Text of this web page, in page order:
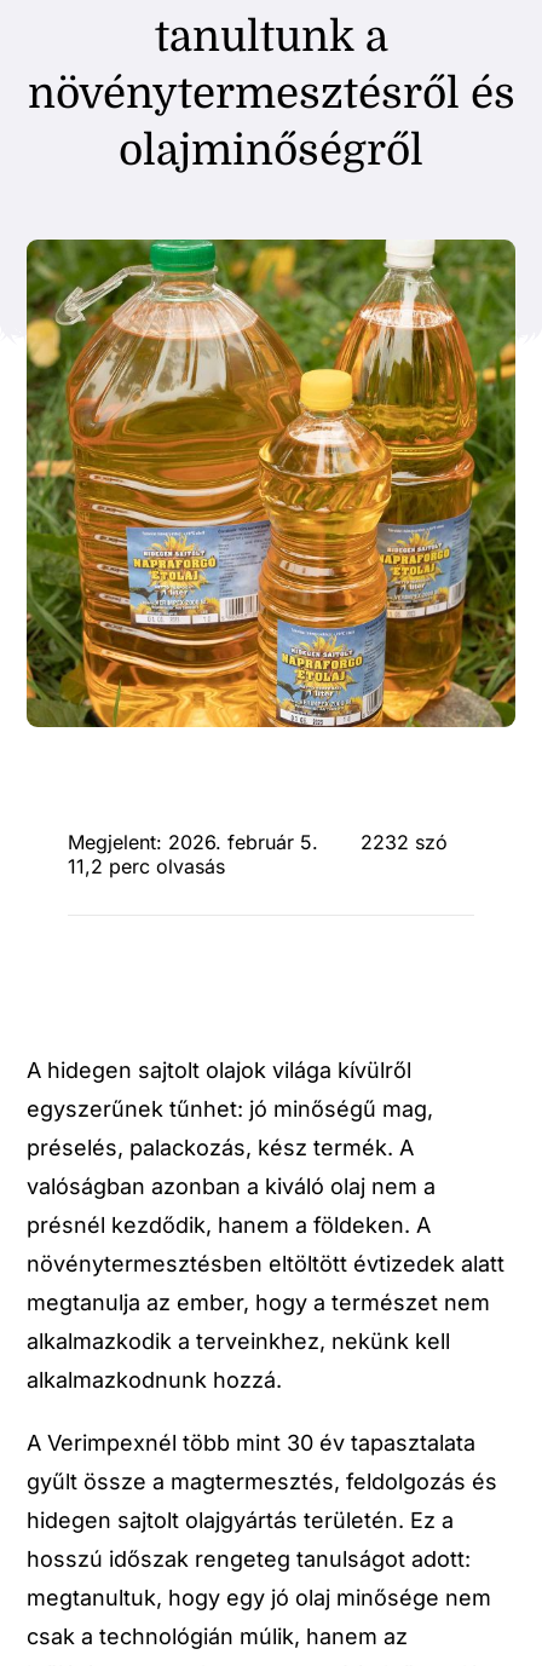
tanultunk a
növénytermesztésről és
olajminőségről
Megjelent: 2026. február 5.
2232 szó
11,2 perc olvasás
A hidegen sajtolt olajok világa kívülről
egyszerűnek tűnhet: jó minőségű mag,
préselés, palackozás, kész termék. A
valóságban azonban a kiváló olaj nem a
présnél kezdődik, hanem a földeken. A
növénytermesztésben eltöltött évtizedek alatt
megtanulja az ember, hogy a természet nem
alkalmazkodik a terveinkhez, nekünk kell
alkalmazkodnunk hozzá.
A Verimpexnél több mint 30 év tapasztalata
gyűlt össze a magtermesztés, feldolgozás és
hidegen sajtolt olajgyártás területén. Ez a
hosszú időszak rengeteg tanulságot adott:
megtanultuk, hogy egy jó olaj minősége nem
csak a technológián múlik, hanem az